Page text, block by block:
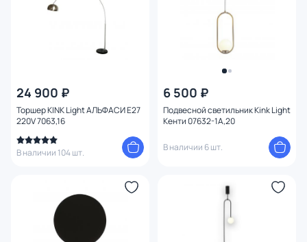
24 900 ₽
Торшер KINK Light АЛЬФАСИ E27
220V 7063,16
В наличии 104 шт.
6 500 ₽
Подвесной светильник Kink Light
Кенти 07632-1A,20
В наличии 6 шт.